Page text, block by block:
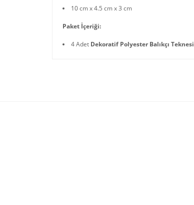
10 cm x 4.5 cm x 3 cm
Paket İçeriği:
4 Adet Dekoratif Polyester Balıkçı Teknesi